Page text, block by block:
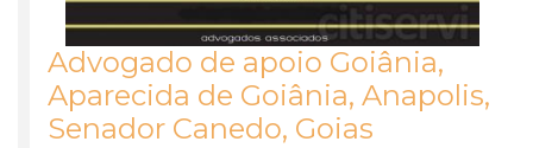
Advogado de apoio Goiânia,
Aparecida de Goiânia, Anapolis,
Senador Canedo, Goias